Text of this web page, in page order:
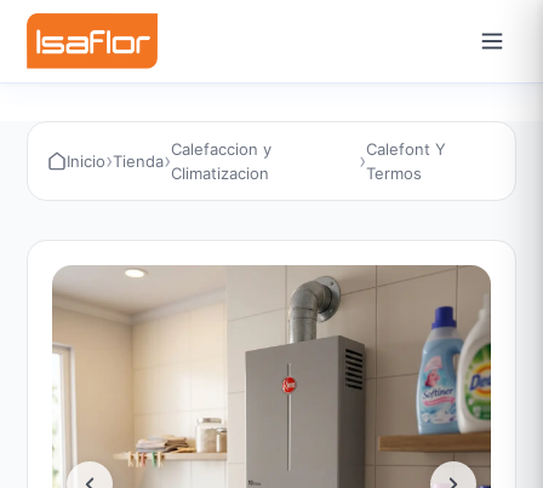
Inicio›Tienda›Calefaccion y
Climatizacion
›Calefont Y
Termos